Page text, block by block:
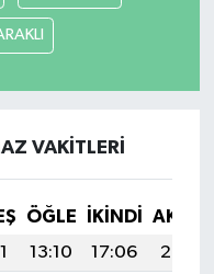
VAKITLERI
ÖĞLE İKINDI
13:10 17:06
20:29